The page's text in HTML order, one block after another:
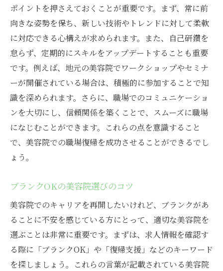
ポイントを押さえておくことが重要です。まず、常に前
向きな姿勢を保ち、新しい技術やトレンドに対して柔軟
に対応できる心構えが求められます。また、自己研鑽を
怠らず、定期的にスキルをアップデートすることも重要
です。例えば、地元の美容院でワークショップやセミナ
ーが開催されている場合は、積極的に参加することで知
識を深められます。さらに、職場でのコミュニケーショ
ンを大切にし、信頼関係を築くことで、スムーズに職場
になじむことができます。これらの点を意識すること
で、美容院での職場復帰を成功させることができるでし
ょう。
ブランクOKの美容院選びのコツ
美容院でのキャリアを再開したいけれど、ブランクがあ
ることに不安を感じている方にとって、適切な美容院を
選ぶことは非常に重要です。まずは、求人情報を確認す
る際に「ブランクOK」や「復帰支援」などのキーワード
を探しましょう。これらの言葉が記載されている美容院